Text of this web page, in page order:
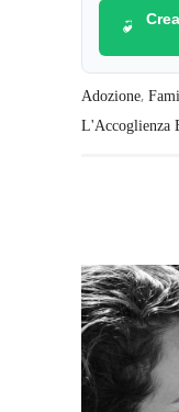
Adozione,
L'Accoglienza